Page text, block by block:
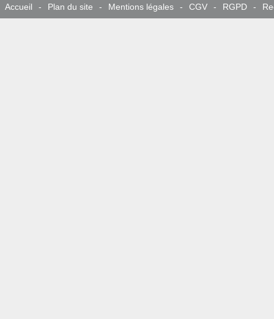
Accueil - Plan du site - Mentions légales - CGV - RGPD -